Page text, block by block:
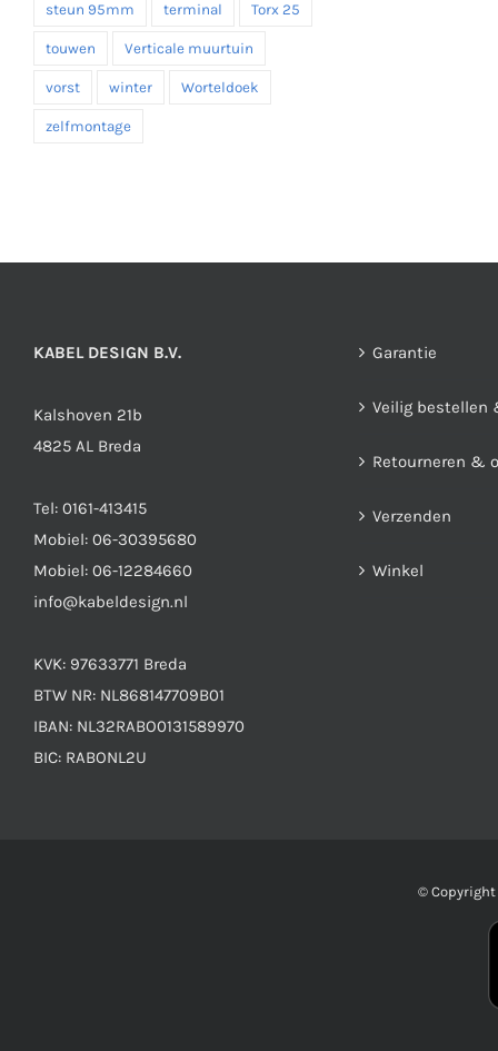
steun 95mm terminal Torx 25
touwen Verticale muurtuin
vorst winter Worteldoek
zelfmontage
KABEL DESIGN B.V.
Kalshoven 21b
4825 AL Breda
Tel: 0161-413415
Mobiel: 06-30395680
Mobiel: 06-12284660
info@kabeldesign.nl
KVK: 97633771 Breda
BTW NR: NL868147709B01
IBAN: NL32RABO0131589970
BIC: RABONL2U
Garantie
Veilig bestellen
Retourneren &
Verzenden
Winkel
© Copyright